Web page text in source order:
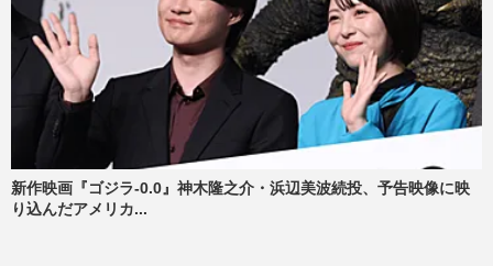
新作映画『ゴジラ-0.0』神木隆之介・浜辺美波続投、予告映像に映
り込んだアメリカ...